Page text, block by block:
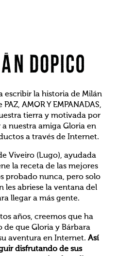
escribir la historia de Milán
AMOR Y EMPANADAS,
tierra y motivada por
nuestra amiga Gloria en
a través de Internet.
Viveiro (Lugo), ayudada
la receta de las mejores
probado nunca, pero solo
les abriese la ventana del
llegar a más gente.
años, creemos que ha
de que Gloria y Bárbara
aventura en Internet. Así
disfrutando de sus